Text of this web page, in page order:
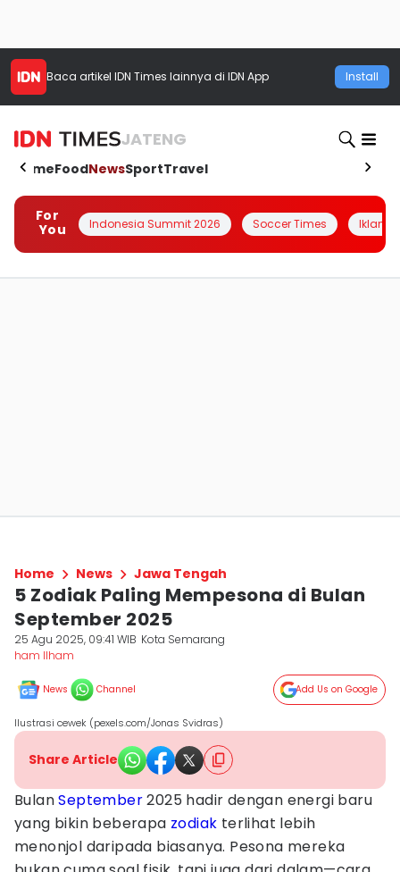
Baca artikel IDN Times lainnya di IDN App Install
JATENG
HomeFoodNewsSportTravel
For
You
Indonesia Summit 2026 Soccer Times Iklanin
Home News Jawa Tengah
5 Zodiak Paling Mempesona di Bulan
September 2025
25 Agu 2025, 09:41 WIB Kota Semarang
ham Ilham
News Channel Add Us on Google
Ilustrasi cewek (pexels.com/Jonas Svidras)
Share Article
BulanSeptember2025 hadir dengan energi baru
yang bikin beberapa zodiak terlihat lebih
menonjol daripada biasanya. Pesona mereka